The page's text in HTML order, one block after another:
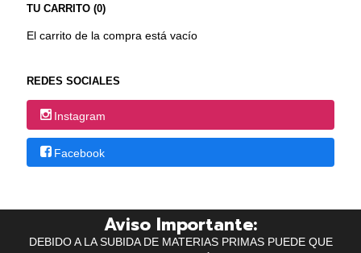
TU CARRITO (0)
El carrito de la compra está vacío
REDES SOCIALES
Instagram
Facebook
Aviso Importante:
DEBIDO A LA SUBIDA DE MATERIAS PRIMAS PUEDE QUE